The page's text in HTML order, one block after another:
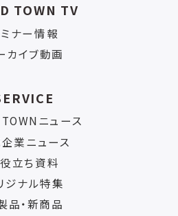
TOWN TV
ナー情報
カイブ動画
ニュース
業ニュース
立ち資料
ジナル特集
品・新商品